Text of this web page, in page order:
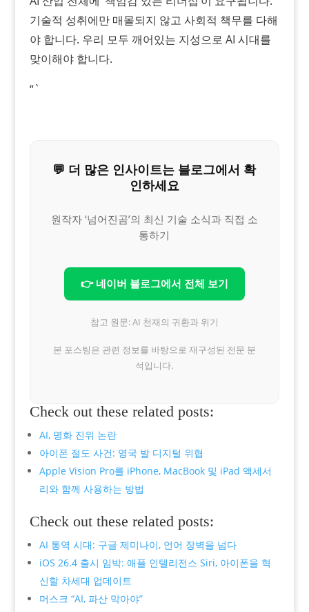
기술적 성취에만 매몰되지 않고 사회적 책무를 다해
야 합니다. 우리 모두 깨어있는 지성으로 AI 시대를
맞이해야 합니다.
“`
💬 더 많은 인사이트는 블로그에서 확
인하세요
원작자 ‘넘어진곰’의 최신 기술 소식과 직접 소
통하기
👉 네이버 블로그에서 전체 보기
참고 원문: AI 천재의 귀환과 위기
본 포스팅은 관련 정보를 바탕으로 재구성된 전문 분
석입니다.
Check out these related posts:
AI, 명화 진위 논란
아이폰 절도 사건: 영국 발 디지털 위협
Apple Vision Pro를 iPhone, MacBook 및 iPad 액세서
리와 함께 사용하는 방법
Check out these related posts:
AI 통역 시대: 구글 제미나이, 언어 장벽을 넘다
iOS 26.4 출시 임박: 애플 인텔리전스 Siri, 아이폰을 혁
신할 차세대 업데이트
머스크 “AI, 파산 막아야”